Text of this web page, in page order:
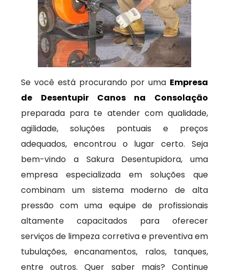
Se você está procurando por uma Empresa
de Desentupir Canos na Consolação
preparada para te atender com qualidade,
agilidade, soluções pontuais e preços
adequados, encontrou o lugar certo. Seja
bem-vindo a Sakura Desentupidora, uma
empresa especializada em soluções que
combinam um sistema moderno de alta
pressão com uma equipe de profissionais
altamente capacitados para oferecer
serviços de limpeza corretiva e preventiva em
tubulações, encanamentos, ralos, tanques,
entre outros. Quer saber mais? Continue